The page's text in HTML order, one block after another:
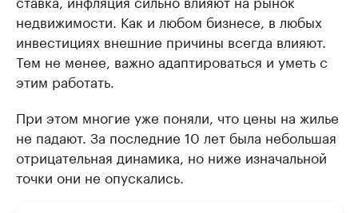
недвижимости. Как и любом бизнесе, в любых
инвестициях внешние причины всегда влияют.
Тем не менее, важно адаптироваться и уметь с
этим работать.
При этом многие уже поняли, что цены на жилье
не падают. За последние 10 лет была небольшая
отрицательная динамика, но ниже изначальной
точки они не опускались.